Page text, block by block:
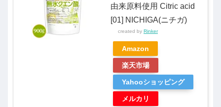
由来原料使用 Citric acid
[01] NICHIGA(ニチガ)
created by Rinker
Amazon
楽天市場
Yahooショッピング
メルカリ